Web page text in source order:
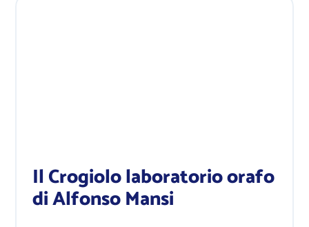
Il Crogiolo laboratorio orafo
di Alfonso Mansi